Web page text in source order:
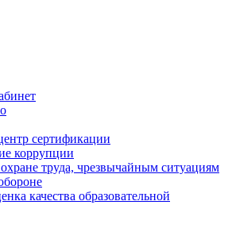
сертификации
коррупции
труда, чрезвычайным ситуациям
качества образовательной